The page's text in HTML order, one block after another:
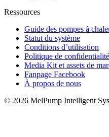
Ressources
Guide des pompes à
Statut du système
Conditions d’utilisation
Politique de confidentialité
Media Kit et assets de
Fanpage Facebook
À propos de nous
© 2026 MelPump Intelligent